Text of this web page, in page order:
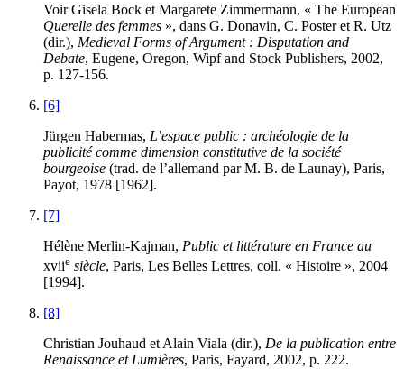
Voir Gisela Bock et Margarete Zimmermann, « The European
Querelle des femmes », dans G. Donavin, C. Poster et R. Utz
(dir.), Medieval Forms of Argument : Disputation and
Debate, Eugene, Oregon, Wipf and Stock Publishers, 2002,
p. 127-156.
[6]
Jürgen Habermas, L’espace public : archéologie de la
publicité comme dimension constitutive de la société
bourgeoise (trad. de l’allemand par M. B. de Launay), Paris,
Payot, 1978 [1962].
[7]
Hélène Merlin-Kajman, Public et littérature en France au
xviie siècle, Paris, Les Belles Lettres, coll. « Histoire », 2004
[1994].
[8]
Christian Jouhaud et Alain Viala (dir.), De la publication entre
Renaissance et Lumières, Paris, Fayard, 2002, p. 222.